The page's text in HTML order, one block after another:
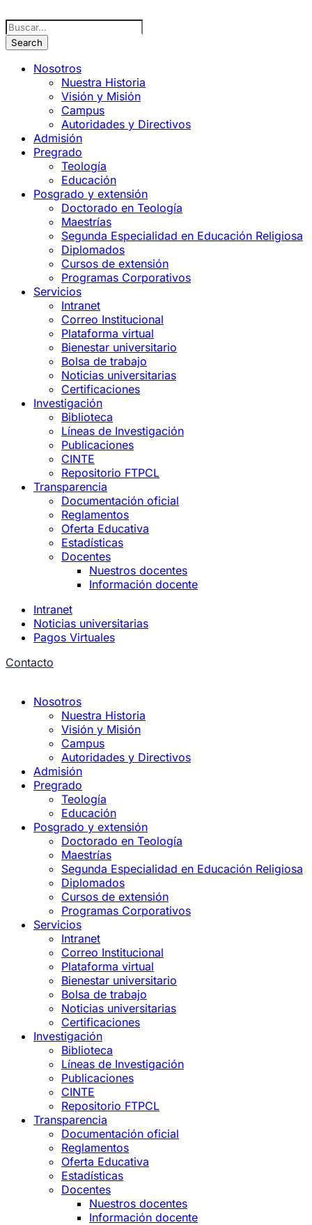
Nosotros
Nuestra Historia
Visión y Misión
Campus
Autoridades y Directivos
Admisión
Pregrado
Teología
Educación
Posgrado y extensión
Doctorado en Teología
Maestrías
Segunda Especialidad en Educación Religiosa
Diplomados
Cursos de extensión
Programas Corporativos
Servicios
Intranet
Correo Institucional
Plataforma virtual
Bienestar universitario
Bolsa de trabajo
Noticias universitarias
Certificaciones
Investigación
Biblioteca
Líneas de Investigación
Publicaciones
CINTE
Repositorio FTPCL
Transparencia
Documentación oficial
Reglamentos
Oferta Educativa
Estadísticas
Docentes
Nuestros docentes
Información docente
Intranet
Noticias universitarias
Pagos Virtuales
Contacto
Nosotros
Nuestra Historia
Visión y Misión
Campus
Autoridades y Directivos
Admisión
Pregrado
Teología
Educación
Posgrado y extensión
Doctorado en Teología
Maestrías
Segunda Especialidad en Educación Religiosa
Diplomados
Cursos de extensión
Programas Corporativos
Servicios
Intranet
Correo Institucional
Plataforma virtual
Bienestar universitario
Bolsa de trabajo
Noticias universitarias
Certificaciones
Investigación
Biblioteca
Líneas de Investigación
Publicaciones
CINTE
Repositorio FTPCL
Transparencia
Documentación oficial
Reglamentos
Oferta Educativa
Estadísticas
Docentes
Nuestros docentes
Información docente